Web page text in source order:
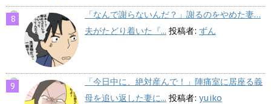
「なんで謝らないんだ？」謝るのをやめた妻…
夫がたどり着いた『... 投稿者: ずん
「今日中に、絶対産んで！」陣痛室に居座る義
母を追い返した妻に... 投稿者: yuiko